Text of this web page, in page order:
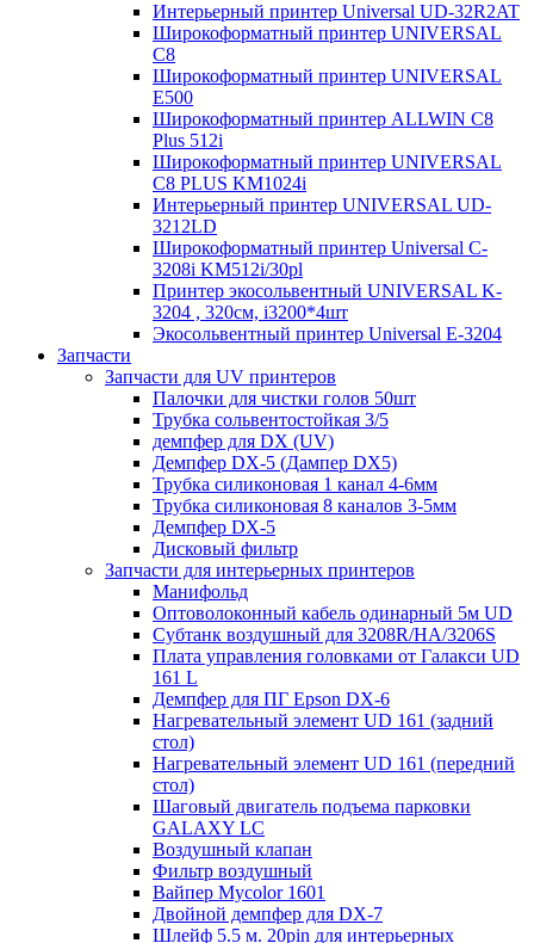
Интерьерный принтер Universal UD-32R2AT
Широкоформатный принтер UNIVERSAL
C8
Широкоформатный принтер UNIVERSAL
E500
Широкоформатный принтер ALLWIN С8
Plus 512i
Широкоформатный принтер UNIVERSAL
C8 PLUS KM1024i
Интерьерный принтер UNIVERSAL UD-
3212LD
Широкоформатный принтер Universal C-
3208i KM512i/30pl
Принтер экосольвентный UNIVERSAL K-
3204 , 320см, i3200*4шт
Экосольвентный принтер Universal E-3204
Запчасти
Запчасти для UV принтеров
Палочки для чистки голов 50шт
Трубка сольвентостойкая 3/5
демпфер для DX (UV)
Демпфер DX-5 (Дампер DX5)
Трубка силиконовая 1 канал 4-6мм
Трубка силиконовая 8 каналов 3-5мм
Демпфер DX-5
Дисковый фильтр
Запчасти для интерьерных принтеров
Манифольд
Оптоволоконный кабель одинарный 5м UD
Субтанк воздушный для 3208R/HA/3206S
Плата управления головками от Галакси UD
161 L
Демпфер для ПГ Epson DX-6
Нагревательный элемент UD 161 (задний
стол)
Нагревательный элемент UD 161 (передний
стол)
Шаговый двигатель подъема парковки
GALAXY LC
Воздушный клапан
Фильтр воздушный
Вайпер Mycolor 1601
Двойной демпфер для DX-7
Шлейф 5.5 м. 20pin для интерьерных